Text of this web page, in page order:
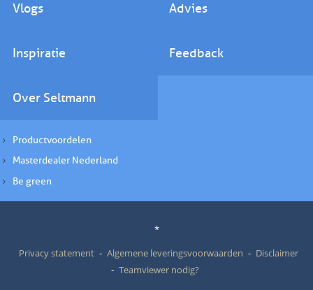
Vlogs Advies
Inspiratie Feedback
Over Seltmann
Productvoordelen
Masterdealer Nederland
Be green
*
Privacy statement
Algemene leveringsvoorwaarden
Disclaimer
Teamviewer nodig?